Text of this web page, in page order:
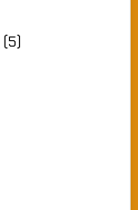
(5)